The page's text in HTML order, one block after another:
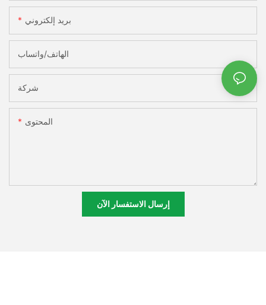
بريد إلكتروني
الهاتف/واتساب
شركة
المحتوى
إرسال الاستفسار الآن